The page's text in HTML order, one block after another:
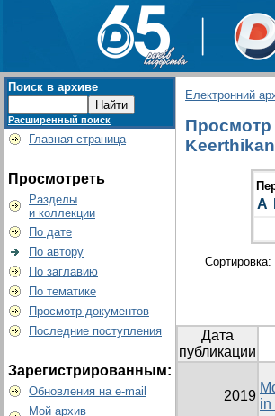
Поиск в архиве
Расширенный поиск
Главная страница
Просмотреть
Разделы
и коллекции
По дате
По автору
По заглавию
По тематике
Просмотр документов
Последние поступления
Зарегистрированным:
Обновления на e-mail
Мой архив
Електронний
Просмотр
А
Сортировка:
Дата
публикации
2019
in